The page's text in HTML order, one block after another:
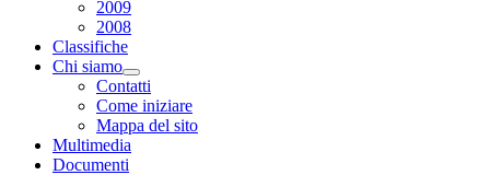
2009
2008
Classifiche
Chi siamo
Contatti
Come iniziare
Mappa del sito
Multimedia
Documenti